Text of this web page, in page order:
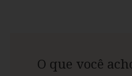
O que você